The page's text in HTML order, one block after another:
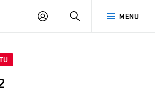
MENU
PŘIHLÁSIT